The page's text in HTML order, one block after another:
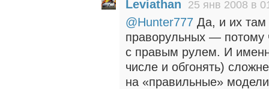
Leviathan 25 янв 2008 в
@Hunter777 Да, и их там
праворульных — потому
с правым рулем. И
числе и обгонять)
на «правильные»